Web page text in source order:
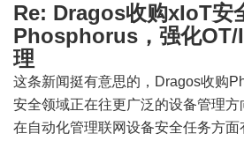
Re: Dragos收购xIoT安
Phosphorus，强化OT/
理
这条新闻挺有意思的，Dragos收购
安全领域正在往更广泛的设备管理
在自动化管理联网设备安全任务方